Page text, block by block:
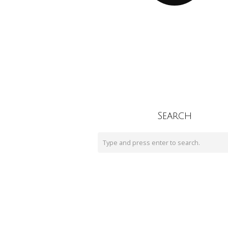
Search